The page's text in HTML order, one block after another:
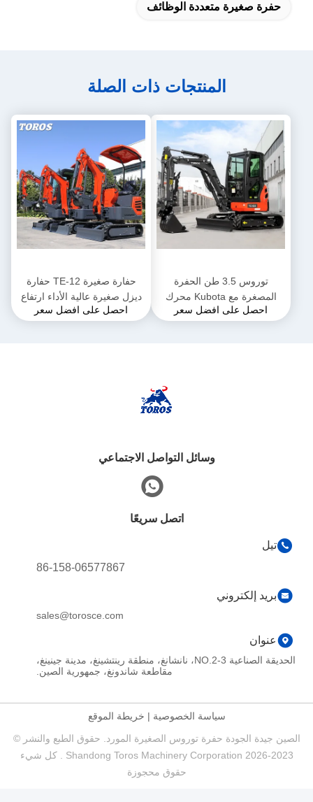
حفرة صغيرة متعددة الوظائف
المنتجات ذات الصلة
توروس 3.5 طن الحفرة
المصغرة مع Kubota محرك
الحفرة المجهرية متعددة
احصل على افضل سعر
حفارة صغيرة TE-12 حفارة
ديزل صغيرة عالية الأداء ارتفاع
2285 ملم للأعمال البلدية
احصل على افضل سعر
وسائل التواصل الاجتماعي
اتصل سريعًا
تيل
86-158-06577867
بريد إلكتروني
sales@torosce.com
عنوان
الحديقة الصناعية NO.2-3، نانشانغ، منطقة رينتشينغ، مدينة جينينغ،
مقاطعة شاندونغ، جمهورية الصين.
سياسة الخصوصية|خريطة الموقع
الصين جيدة الجودة حفرة توروس الصغيرة المورد. حقوق الطبع والنشر ©
2023-2026 Shandong Toros Machinery Corporation . كل شيء
حقوق محجوزة